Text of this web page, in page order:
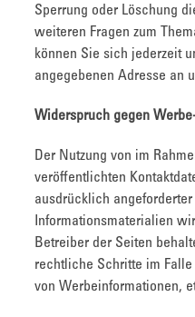
Sperrung oder Löschung
weiteren Fragen zum
können Sie sich jederzeit
angegebenen Adresse an
Widerspruch gegen
Der Nutzung von im
veröffentlichten
ausdrücklich angeforderter
Informationsmaterialien
Betreiber der Seiten
rechtliche Schritte im
von Werbeinformationen,